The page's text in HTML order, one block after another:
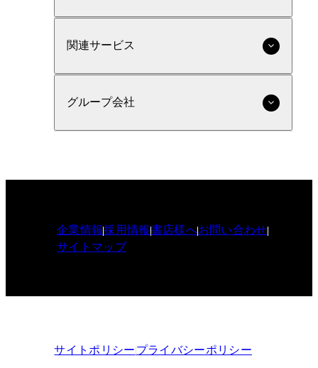
関連サービス
グループ会社
企業情報採用情報書店様へお問い合わせ
サイトマップ
サイトポリシープライバシーポリシー